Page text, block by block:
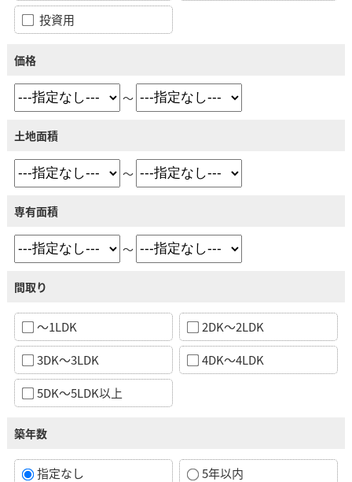
投資用
価格
～
土地面積
～
専有面積
～
間取り
～1LDK
2DK～2LDK
3DK～3LDK
4DK～4LDK
5DK～5LDK以上
築年数
指定なし
5年以内